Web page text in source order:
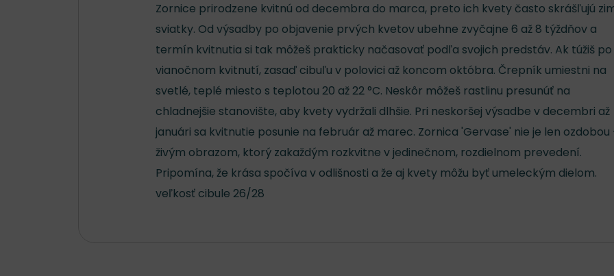
Zornice prirodzene kvitnú od decembra do marca, preto ich kvety často skrášľujú
sviatky. Od výsadby po objavenie prvých kvetov ubehne zvyčajne 6 až 8 týždňov a
termín kvitnutia si tak môžeš prakticky načasovať podľa svojich predstáv. Ak túžiš po
vianočnom kvitnutí, zasaď cibuľu v polovici až koncom októbra. Črepník umiestni na
svetlé, teplé miesto s teplotou 20 až 22 °C. Neskôr môžeš rastlinu presunúť na
chladnejšie stanovište, aby kvety vydržali dlhšie. Pri neskoršej výsadbe v decembri až
januári sa kvitnutie posunie na február až marec. Zornica 'Gervase' nie je len ozdobou
živým obrazom, ktorý zakaždým rozkvitne v jedinečnom, rozdielnom prevedení.
Pripomína, že krása spočíva v odlišnosti a že aj kvety môžu byť umeleckým dielom.
veľkosť cibule 26/28